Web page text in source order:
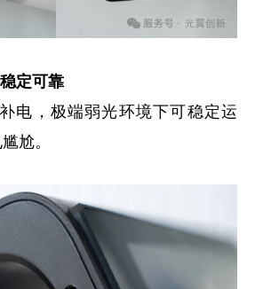
定可靠
电，极端弱光环境下可稳定运
尬。